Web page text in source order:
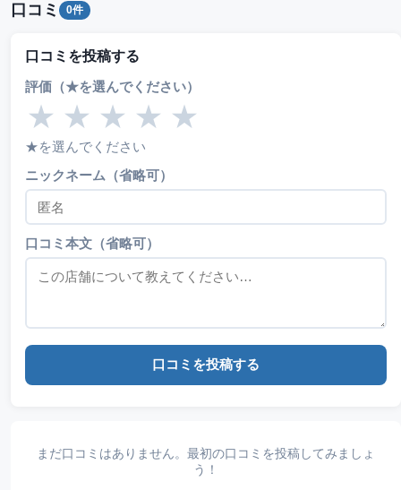
口コミ 0件
口コミを投稿する
評価（★を選んでください）
★ ★ ★ ★ ★
★を選んでください
ニックネーム（省略可）
口コミ本文（省略可）
口コミを投稿する
まだ口コミはありません。最初の口コミを投稿してみましょ
う！